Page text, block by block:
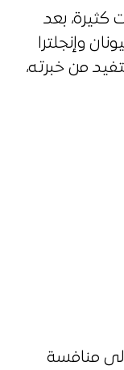
بعد
وإنجلترا
من خبرته،
منافسة